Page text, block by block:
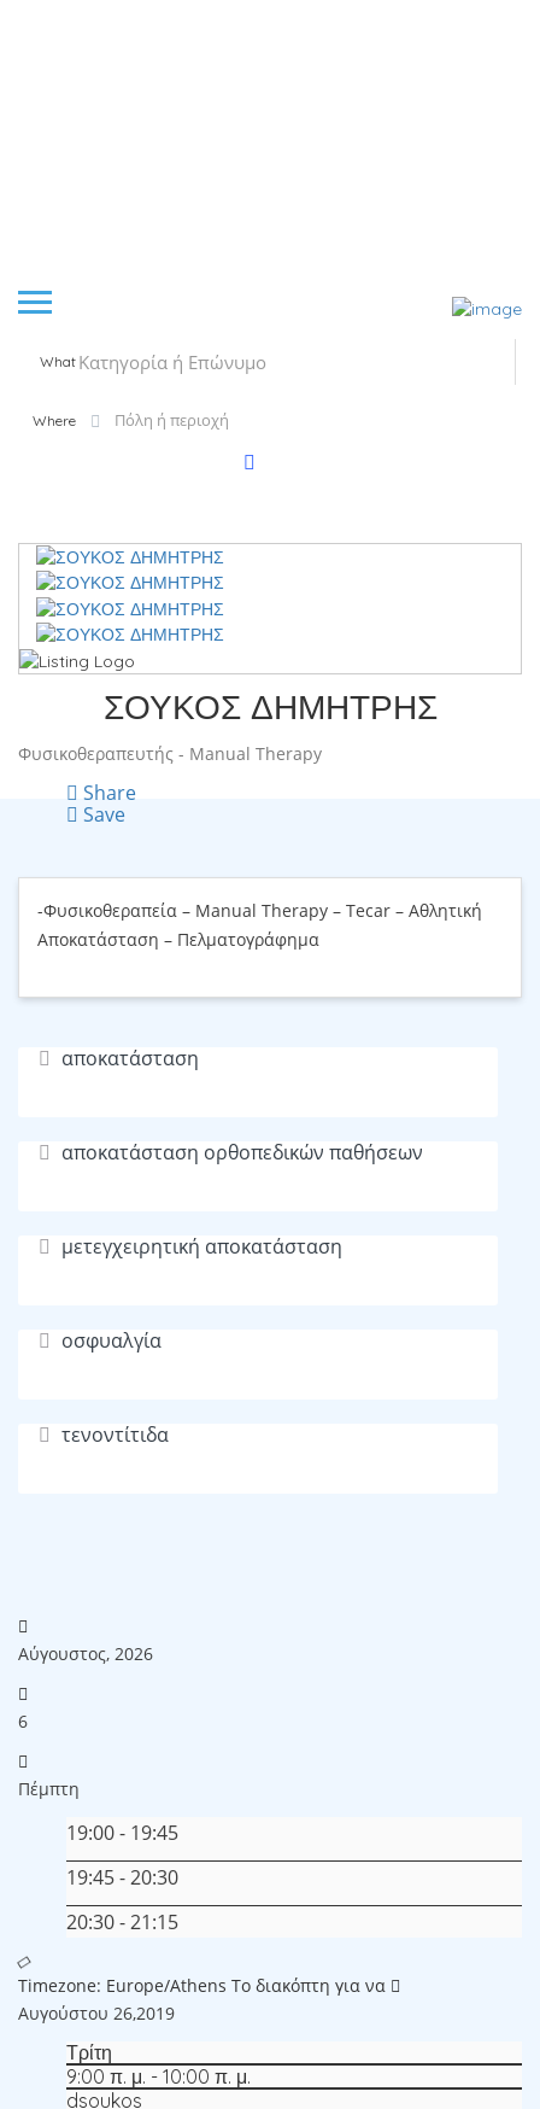
What
Where
ΣΟΥΚΟΣ ΔΗΜΗΤΡΗΣ
Φυσικοθεραπευτής - Manual Therapy
Share
Save
-Φυσικοθεραπεία – Manual Therapy – Tecar – Αθλητική
Αποκατάσταση – Πελματογράφημα
αποκατάσταση
αποκατάσταση ορθοπεδικών παθήσεων
μετεγχειρητική αποκατάσταση
οσφυαλγία
τενοντίτιδα
Αύγουστος, 2026
6
Πέμπτη
19:00- 19:45
19:45-20:30
20:30-21:15
Timezone: Europe/Athens Το διακόπτη για να
Αυγούστου 26,2019
Τρίτη
9:00 π. μ. - 10:00 π. μ.
dsoukos